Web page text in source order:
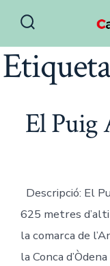
contentToggle
El Puig
Descripció: El
625 metres
la comarca de
la Conca